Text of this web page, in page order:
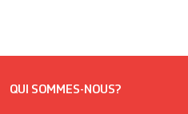
QUI SOMMES-NOUS?